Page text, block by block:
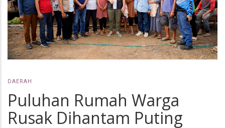
DAERAH
Puluhan Rumah Warga
Rusak Dihantam Puting